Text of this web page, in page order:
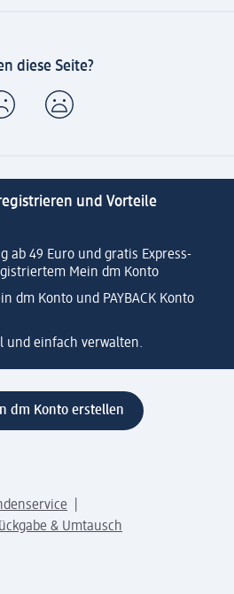
diese Seite?
und Vorteile
ab 49 Euro und gratis Express-
Mein dm Konto
dm Konto und PAYBACK Konto
und einfach verwalten.
dm Konto erstellen
& Umtausch